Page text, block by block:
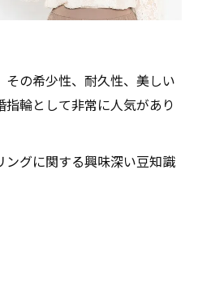
の希少性、耐久性、美しい
輪として非常に人気があり
グに関する興味深い豆知識